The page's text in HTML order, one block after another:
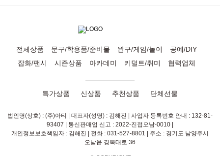
전체상품 문구/학용품/준비물 완구/게임/놀이
공예/DIY
잡화/팬시
시즌상품 아카데미 키덜트/취미 협력업체
특가상품 신상품 추천상품 단체선물
법인명(상호) : (주)아티 | 대표자(성명) : 김해진 | 사업자 등록번호 안내 : 132-81-
93407 | 통신판매업 신고 : 2022-진접오남-0010 |
개인정보보호책임자 : 김해진 | 전화 : 031-527-8801 | 주소 : 경기도 남양주시
오남읍 경복대로 36